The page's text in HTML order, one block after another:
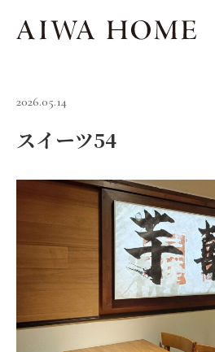
2026.05.14
スイーツ54